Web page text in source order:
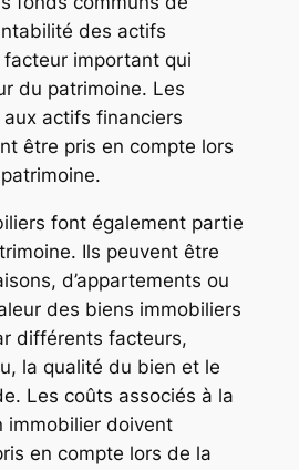
des actifs
important qui
du patrimoine. Les
actifs financiers
être pris en compte lors
font également partie
Ils peuvent être
d’appartements ou
des biens immobiliers
différents facteurs,
la qualité du bien et le
Les coûts associés à la
immobilier doivent
en compte lors de la